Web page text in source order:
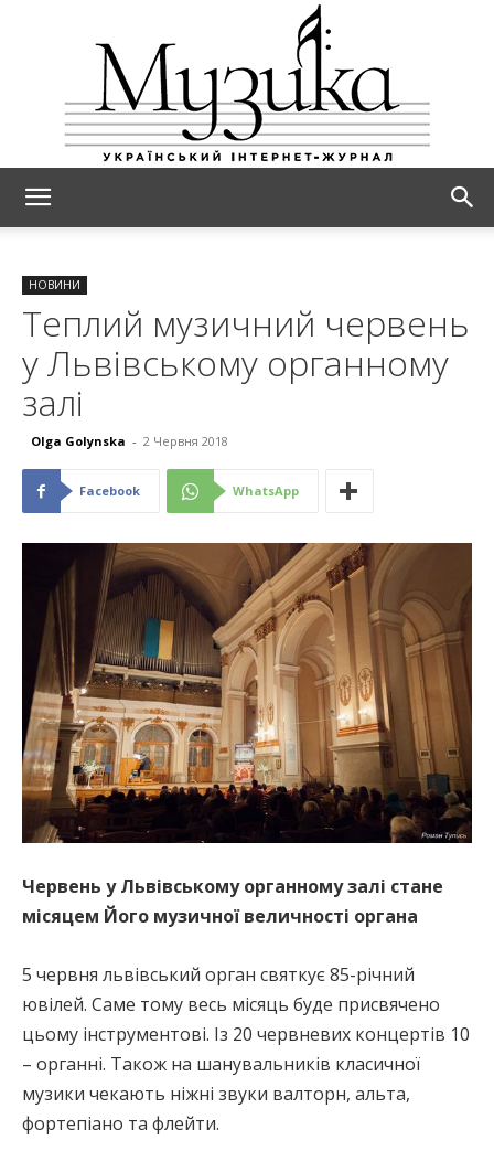
НОВИНИ
Теплий музичний червень
у Львівському органному
залі
Olga Golynska - 2 Червня 2018
Facebook WhatsApp
Червень у Львівському органному залі стане
місяцем Його музичної величності органа
5 червня львівський орган святкує 85-річний
ювілей. Саме тому весь місяць буде присвячено
цьому інструментові. Із 20 червневих концертів 10
– органні. Також на шанувальників класичної
музики чекають ніжні звуки валторн, альта,
фортепіано та флейти.